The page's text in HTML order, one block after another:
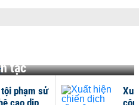
tặc
phạm sử
cao dịp